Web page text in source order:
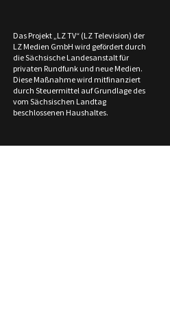
Das Projekt „LZ TV“ (LZ Television) der
LZ Medien GmbH wird gefördert durch
die Sächsische Landesanstalt für
privaten Rundfunk und neue Medien.
Diese Maßnahme wird mitfinanziert
durch Steuermittel auf Grundlage des
vom Sächsischen Landtag
beschlossenen Haushaltes.